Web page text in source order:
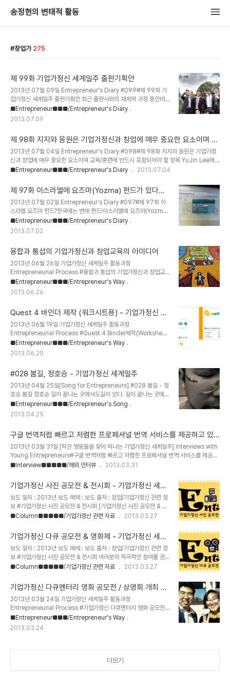
송정현의 변태적 활동
창업가 275
제 99화 기업가정신 세계일주 출판기획안
2013년 07월 09일 Entrepreneur's Diary #099#제 99화 기
업가정신 세계일주 출판기획안 최근 출판사와의 재계약 과정 중인데..
나의 출판 기획안을 공개해본다. 다만, 목차 및 공개하기 어려운 내용
들은 공개하지 않았다. 기본적인 출판 기획안은 확인 할 수 있으니 출
책의 가치와 상관없이 정말 모두 존경받아 마땅하다. 자신의 이름으로
책을 내어 보지 않은 사람들은 다른 이들의 책을 평가하는 것이 얼마나
겸손하지 못한 행위인지 절실하게 느꼈다. 좋은 글을 쓰고, 오래오래
회자되는 책을 내고 싶다.송정현.. 화이팅 하자! (사진 : 포츈지에 우리
■Entrepreneur■■■/Entrepreneur's Diary
2013.07.09
제 98화 지지와 응원은 기업가정신과 창업에 매우 중요한 요소이며 교
육/훈련에 반드시 포함되어야 할 항목
2013년 07월 04일 Entrepreneur's Diary #098#제 98화 지지와 응원은 기업가정
신과 창업에 매우 중요한 요소이며 교육/훈련에 반드시 포함되어야 할 항목 YuJin Lee제가
2010년 TED 에 처음 갔을때 가장 크게 놀란 것중 하나는... 제이미 올리버의 TED Prize
마치니 관객들이 손을 들고 자신이 어떻게 그 프로젝트에 기여할 수 있는지 이야기를 하는거
에여~ 예를 들면 '나의 지인이 방송국 피디인데 내가 그를 소개해서 방송프로그램이 될 수
있도록 돕겠다' '나는 사무실 빈 공간이 있는데 거기를 써도 좋다' '나는 트럭이 있는데 그걸
이용할 수 있으면 좋겠다' 등 자신이 가진 지인, 정..
■Entrepreneur■■■/Entrepreneur's Diary 2013.07.04
제 97화 이스라엘에 요즈마(Yozma) 펀드가 있다면,
한국에는 변태(變態, Metamorphosis) 펀드가 있
다 - 기업가정신 세계일주
2013년 07월 02일 Entrepreneur's Diary #097#제 97화 이
스라엘 요즈마 펀드?한국에는 변태 펀드!이스라엘에 요즈마(Yozma)
펀드가 있다면, 한국에는 변태(變態, Metamorphosis) 펀드가 있
다. 요즘 이스라엘의 요즈마 펀드가 한창 떠들어 댔다. 한국의 요즈마
드에 대해 알고 싶다면.. 아래 링크를 확인해보시라.. 요즈마(Yozma)
펀드 이스라엘 정부와 민간이 합동으로 첨단기술 기업을 지원하기 위
해 1993년 조성한 펀드 요즈마는 히브리어로 창의ㆍ독창ㆍ창업 등과
같은 뜻을 가진 단어로 요즈마펀드는 벤처캐피털에 자금을 대주는 역
할을..
■Entrepreneur■■■/Entrepreneur's Diary
2013.07.02
융합과 통섭의 기업가정신과 창업교육의 아이디어
2013년 06월 26일 기업가정신 세계일주 활동과정
Entrepreneurial Process #융합과 통섭의 기업가정신과 창업교
육의 아이디어 과학가들이 진행하는 기업가정신 / 창업교육?예술가들
이 진행하는 기업가정신 / 창업교육?기술가들이 진행하는 기업가정신
물관 이정모 원장님의 소개로 어류생태학을 하고 계신 모 박사님과의
대화를 했는데.. 너무나 즐거웠다. 이번 방학에는 순수과학 분야의 과
학자들과 흥미로운 일들을 준비해보고 싶다. 새롭지만 새롭지 않은 접
근이 전혀 다른 결과를 나타낼 것이다. 정말로 제대로 된 사람들과 함
께하며 배우는 통찰력은 정말 대단한 것 같다...
■Entrepreneur■■■/Entrepreneur's Way
2013.06.26
Quest 4 바인더 제작 (워크시트용) - 기업가정신 세
계일주
2013년 06월 19일 기업가정신 세계일주 활동과정
Entrepreneurial Process #Quest 4 Binder제작(Worksheet
용) 이제 Quest 4 참가자들에게 워크시트를 품위있게 줄 수 있을 것
같다.기존에는 포치키스로 찝어서 참가자들에게 제공했는데.. 이제는
할 수 있도록 제작했다. 하나의 디자인으로 각 단계별로 범용적으로 사
용할 수 있는 유용함을 강조! ~ 이름하야 ~ Quest 4 Action
Package!! 직접 시안 디자인 하느라 4시간 동안 끙끙거리며 혼자
PPT에서 디자인.실제 제작사이즈와 동일하게 작업을 했고, 아직 1차
시안인..
■Entrepreneur■■■/Entrepreneur's Way
2013.06.20
#028 봄길, 정호승 - 기업가정신 세계일주
2013년 04월 25일[Song for Entrepreneurs] #028 봄길 - 정
호승 봄길 정호승 길이 끝나는 곳에서도길이 있다. 길이 끝나는 곳에서
도길이 되는 사람이 있다 스스로 봄길이 되어끝없이 걸어가는 사람이
있다 강물은 흐르다가 멈추고새들은 날아가 돌아오지 않고하늘과 땅
사람이 있다 Entrepreneur가 바로 길이 끝나는 곳에서 길을 찾거나
스스로 길이 되는 사람이다. 스스로 길이 되어 다른 이들에게 따스한
새싹을 피우게 하는 비전 전도사이며 동기부여 확산가이다. 자신의 길
을 그렇게 끝까지 걸어가는 이가 바로 Entrepreneur다. 그 근본은
■Entrepreneur■■■/Entrepreneur's Song
2013.04.25
구글 번역처럼 빠르고 저렴한 프로페셔널 번역 서비스를 제공하고 있
는 My Gengo사 - 기업가정신 세계일주
2013년 03월 31일 [작은 영웅들을 찾아 떠나는 기업가정신 세계일주] Interviews with
Young Entrepreneurs#구글 번역처럼 빠르고 저렴한 프로페셔널 번역 서비스를 제공하
고 있는 My Gengo사 My Gengo사에 대한 글을 쓰기 시작. 제목은 '구글 번역처럼 빠르
에 따라.. 400p에 달하는 여행기 컨셉으로 작성해놓은 기존 원고를 버리고, 칼럼 형식으로
전면적으로 개편 중. 글을 다시 쓰고 있다. (DBR에도 기고를 할겸. 겸사겸사..) 최근 현황을
넣기 위해 기본 조사를 다시 실시 중.
http://ko.gengo.com/http://www.crunchbase.com/company..
■Interview■■■■■/해외 인터뷰 2013.03.31
기업가정신 사진 공모전 & 전시회 - 기업가정신 세계
일주
보도 일자 : 2013년 보도 매체 : 보도 출처 : 창업/기업가정신 관련 정
보 #기업가정신 사진 공모전 & 전시회 [기업가정신 사진 공모전 & 전
시
ntest #공고문 다운로드 http://db.tt/9jISuRZs #참가신청서 다운
로드 http://db.tt/MzSNcnEY #행 사 명 : 기업가정신 사진 공모전
/ 전시회 #주 최 : 서울과학기술대학교 #주 관 : 서울과학기술대학교
창업교육센터 #응모자격 : 대학생 또는 비즈쿨 학생 또는 기업가정신
과 창업에 관심있는 일반인 #응모주제 : -기업가정신을 직간접적으로
을 담은 작품 -기업가정신이 필요하..
■Column■■■■■/기업가정신 관련 자료 2013.03.27
기업가정신 다큐 공모전 & 영화제 - 기업가정신 세계
일주
보도 일자 : 2013년 보도 매체 : 보도 출처 : 창업/기업가정신 관련 정
보 #기업가정신 사진 공모전 & 전시회 여러분의 적극적인 참여를 권
면합니다!![기업가정신 다큐 공모전 & 영화
ntaryContest #행사공고문 다운로드 - http://db.tt/nAHslKvy
#참가신청서 다운로드 - http://db.tt/2CimGfwq #출품신청서 다
운로드 - http://db.tt/eARUW2xJ [기업가정신 다큐 공모전 & 영
화제] #행 사 명 : 기업가정신 다큐멘터리 공모전 & 영화제 #주 최 : 서
울과학기술대학교 #주 관 : 서울과학기술대학교 창업교육센터 #응모
자격 : 대학생 또는 비즈쿨 학생, 개인 / 팀 단..
■Column■■■■■/기업가정신 관련 자료 2013.03.27
기업가정신 다큐멘터리 영화 공모전 / 상영회 개최 준
비 - 기업가정신 세계일주
2013년 03월 24일 기업가정신 세계일주 활동과정
Entrepreneurial Process #기업가정신 다큐멘터리 영화 공모전 /
상영회 개최 준비 서울과학기술대학교에서 기업가정신과 문화예술을
접목한 프로그램을 진행하게 되었다. 2012년 말, 쓰던 책을 내팽겨치
있었다. 특히, 이 기업가정신 다큐멘터리 영화제는 기업가정신 세계일
■Entrepreneur■■■/Entrepreneur's Way
2013.03.24
더보기